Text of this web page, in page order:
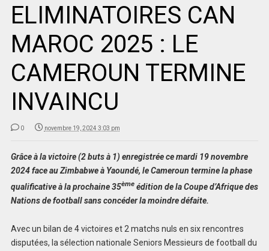
ELIMINATOIRES CAN
MAROC 2025 : LE
CAMEROUN TERMINE
INVAINCU
0 novembre 19, 2024 3:03 pm
Grâce à la victoire (2 buts à 1) enregistrée ce mardi 19 novembre
2024 face au Zimbabwe à Yaoundé, le Cameroun termine la phase
qualificative à la prochaine 35èmeédition de la Coupe d’Afrique des
Nations de football sans concéder la moindre défaite.
Avec un bilan de 4 victoires et 2 matchs nuls en six rencontres
disputées, la sélection nationale Seniors Messieurs de football du